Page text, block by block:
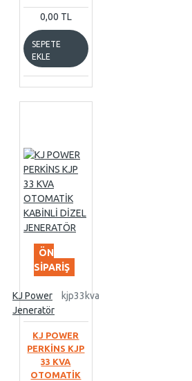
0,00 TL
SEPETE
EKLE
ÖN
SIPARIŞ
KJ Power
Jeneratör
kjp33kva
KJ POWER
PERKİNS KJP
33 KVA
OTOMATİK